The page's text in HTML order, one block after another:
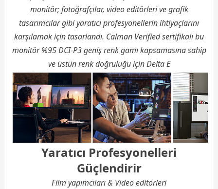
monitör; fotoğrafçılar, video editörleri ve grafik
tasarımcılar gibi yaratıcı profesyonellerin ihtiyaçlarını
karşılamak için tasarlandı. Calman Verified sertifikalı bu
monitör %95 DCI-P3 geniş renk gamı kapsamasına sahip
ve üstün renk doğruluğu için Delta E
Yaratıcı Profesyonelleri
Güçlendirir
Film yapımcıları & Video editörleri